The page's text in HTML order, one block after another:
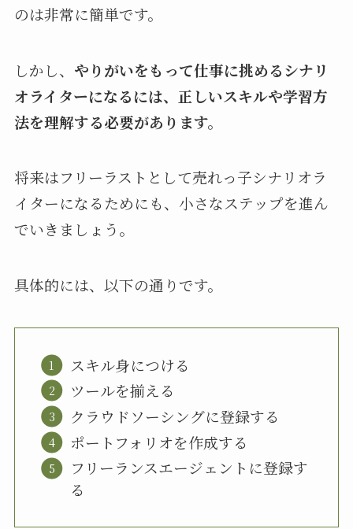
のは非常に簡単です。
しかし、 やりがいをもって仕事に挑めるシナリ
オライターになるには、正しいスキルや学習方
法を理解する必要があります。
将来はフリーラストとして売れっ子シナリオラ
イターになるためにも、小さなステップを進ん
でいきましょう。
具体的には、以下の通りです。
スキル身につける
ツールを揃える
クラウドソーシングに登録する
ポートフォリオを作成する
フリーランスエージェントに登録す
る